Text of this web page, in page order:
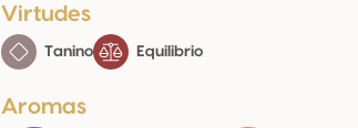
Virtudes
Tanino Equilibrio
Aromas